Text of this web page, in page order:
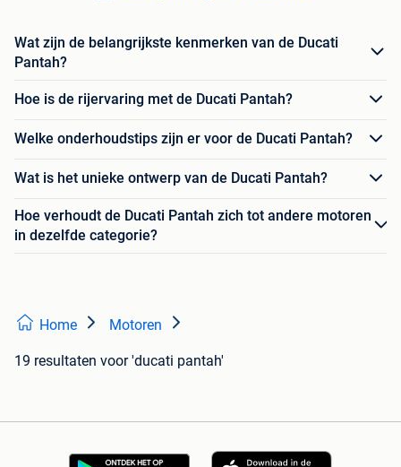
Wat zijn de belangrijkste kenmerken van de Ducati
Pantah?
Hoe is de rijervaring met de Ducati Pantah?
Welke onderhoudstips zijn er voor de Ducati Pantah?
Wat is het unieke ontwerp van de Ducati Pantah?
Hoe verhoudt de Ducati Pantah zich tot andere motoren
in dezelfde categorie?
Home Motoren
19 resultaten voor 'ducati pantah'